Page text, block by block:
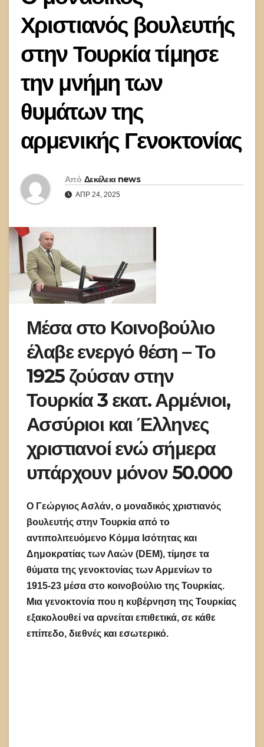
Χριστιανός βουλευτής
στην Τουρκία τίμησε
την μνήμη των
θυμάτων της
αρμενικής Γενοκτονίας
Από Δεκέλεια news
ΑΠΡ 24, 2025
Μέσα στο Κοινοβούλιο
έλαβε ενεργό θέση – Το
1925 ζούσαν στην
Τουρκία 3 εκατ. Αρμένιοι,
Ασσύριοι και Έλληνες
χριστιανοί ενώ σήμερα
υπάρχουν μόνον 50.000
Ο Γεώργιος Ασλάν, ο μοναδικός χριστιανός
βουλευτής στην Τουρκία από το
αντιπολιτευόμενο Κόμμα Ισότητας και
Δημοκρατίας των Λαών (DEM), τίμησε τα
θύματα της γενοκτονίας των Αρμενίων το
1915-23 μέσα στο κοινοβούλιο της Τουρκίας.
Μια γενοκτονία που η κυβέρνηση της Τουρκίας
εξακολουθεί να αρνείται επιθετικά, σε κάθε
επίπεδο, διεθνές και εσωτερικό.